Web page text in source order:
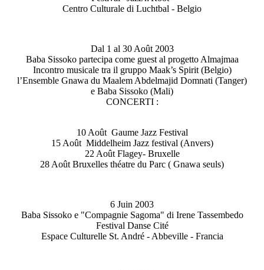
Centro Culturale di Luchtbal - Belgio
Dal 1 al 30 Août 2003
Baba Sissoko partecipa come guest al progetto Almajmaa
Incontro musicale tra il gruppo Maak’s Spirit (Belgio)
l’Ensemble Gnawa du Maalem Abdelmajid Domnati (Tanger)
e Baba Sissoko (Mali)
CONCERTI :
10 Août Gaume Jazz Festival
15 Août Middelheim Jazz festival (Anvers)
22 Août Flagey- Bruxelle
28 Août Bruxelles théatre du Parc ( Gnawa seuls)
6 Juin 2003
Baba Sissoko e "Compagnie Sagoma" di Irene Tassembedo
Festival Danse Cité
Espace Culturelle St. André - Abbeville - Francia